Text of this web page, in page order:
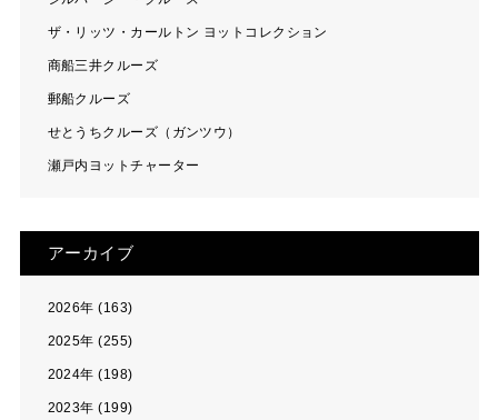
ザ・リッツ・カールトン ヨットコレクション
商船三井クルーズ
郵船クルーズ
せとうちクルーズ（ガンツウ）
瀬戸内ヨットチャーター
アーカイブ
2026年 (163)
2025年 (255)
2024年 (198)
2023年 (199)